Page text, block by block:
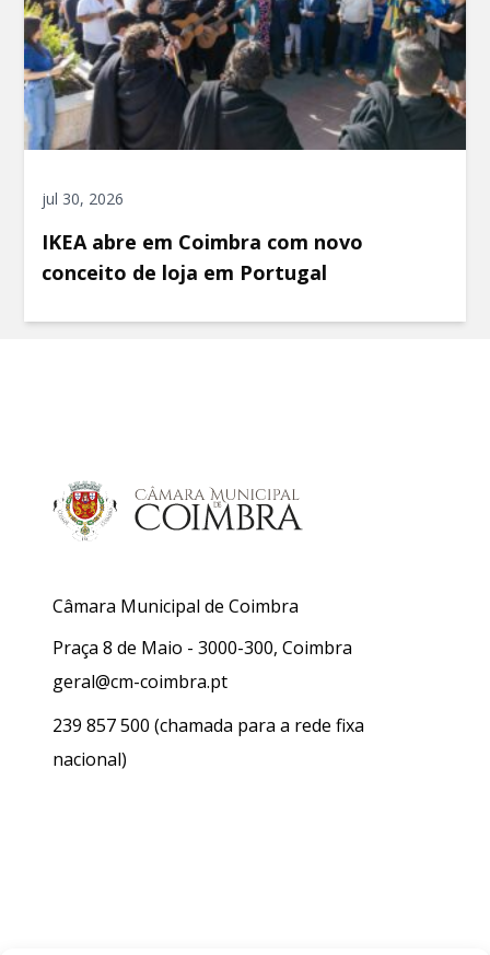
jul 30, 2026
IKEA abre em Coimbra com novo
conceito de loja em Portugal
Câmara Municipal de Coimbra
Praça 8 de Maio - 3000-300, Coimbra
geral@cm-coimbra.pt
239 857 500 (chamada para a rede fixa
nacional)